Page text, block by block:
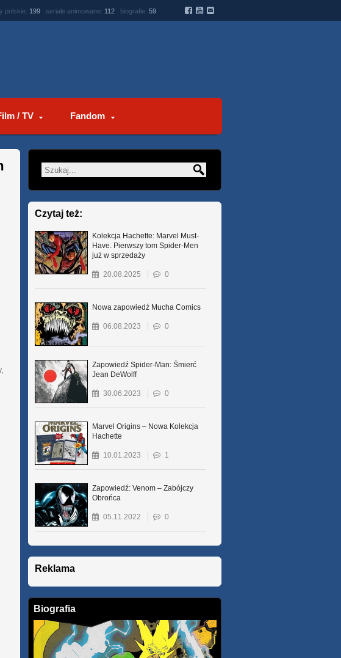
polskie: 199 seriale animowane: 112 biografie: 59
/ TV Fandom
Czytaj też:
Kolekcja Hachette: Marvel Must-
Have. Pierwszy tom Spider-Men
już w sprzedaży
20.08.2025 0
Nowa zapowiedź Mucha Comics
06.08.2023 0
Zapowiedź Spider-Man: Śmierć
Jean DeWolff
30.06.2023 0
Marvel Origins – Nowa Kolekcja
Hachette
10.01.2023 1
Zapowiedź: Venom – Zabójczy
Obrońca
05.11.2022 0
Reklama
Biografia